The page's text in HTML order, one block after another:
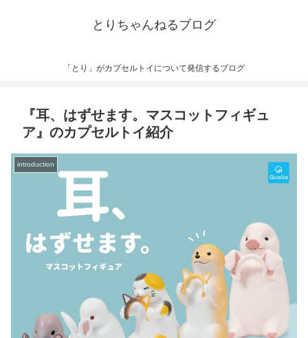
とりちゃんねるブログ
「とり」がカプセルトイについて発信するブログ
『耳、はずせます。マスコットフィギュ
ア』のカプセルトイ紹介
introduction